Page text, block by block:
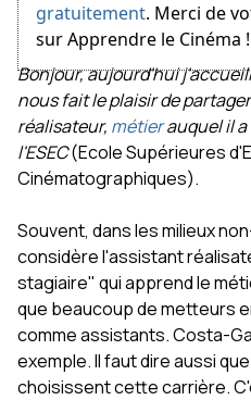
gratuitement. Merci de
sur Apprendre le Cinéma
Bonjour, aujourd'hui
nous fait le plaisir de
réalisateur, métierauquel il a
l'ESEC(Ecole Supérieures
Cinématographiques).
Souvent, dans les milieux
considère l'assistant
stagiaire" qui apprend le
que beaucoup de metteurs
comme assistants. Costa-
exemple. Il faut dire aussi
choisissent cette carrière.